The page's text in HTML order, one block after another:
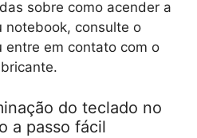
sobre como acender a
notebook, consulte o
entre em contato com o
do teclado no
a passo fácil